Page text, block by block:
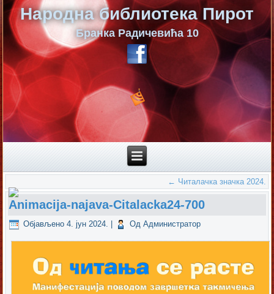
Народна библиотека Пирот
Бранка Радичевића 10
← Читалачка значка 2024.
Animacija-najava-Citalacka24-700
Објављено 4. јун 2024. Од Администратор